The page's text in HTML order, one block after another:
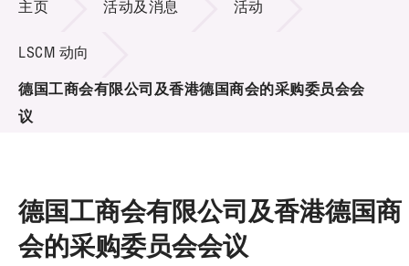
项目及资助计划
活动及消息
新闻中心
主页 活动及消息 活动
LSCM 动向
德国工商会有限公司及香港德国商会的采购委员会会
议
德国工商会有限公司及香港德国商
会的采购委员会会议